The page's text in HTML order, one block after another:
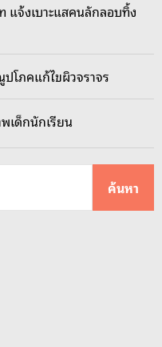
แจ้งเบาะแสคนลักลอบทิ้ง
โภคแก้ไขผิวจราจร
เด็กนักเรียน